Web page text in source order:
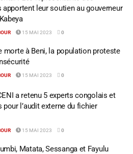
apportent leur soutien au gouverneur
15 MAI 2023 0
morte à Beni, la population proteste
15 MAI 2023 0
a retenu 5 experts congolais et
pour l’audit externe du fichier
15 MAI 2023 0
Matata, Sessanga et Fayulu